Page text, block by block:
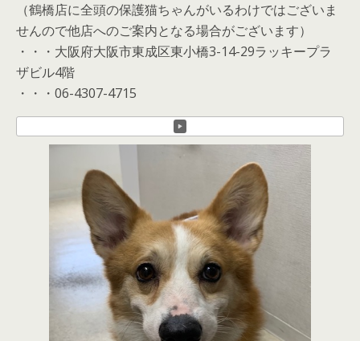
（鶴橋店に全頭の保護猫ちゃんがいるわけではございま
せんので他店へのご案内となる場合がございます）
・・・大阪府大阪市東成区東小橋3-14-29ラッキープラ
ザビル4階
・・・06-4307-4715